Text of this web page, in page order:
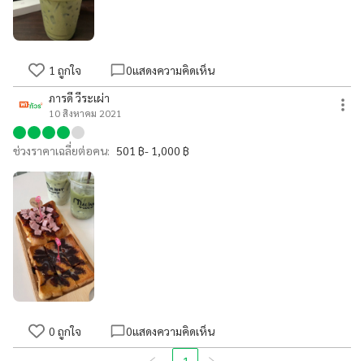
1 ถูกใจ 0แสดงความคิดเห็น
ภารดี วีระเผ่า
10 สิงหาคม 2021
ช่วงราคาเฉลี่ยต่อคน: 501 ฿- 1,000 ฿
0 ถูกใจ 0แสดงความคิดเห็น